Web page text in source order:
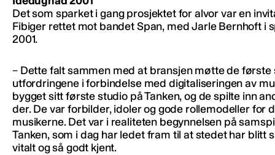
Det som sparket i gang prosjektet for alvor var en
Fibiger rettet mot bandet Span, med Jarle Bernhoft i
2001.
– Dette falt sammen med at bransjen møtte de første
utfordringene i forbindelse med digitaliseringen av
bygget sitt første studio på Tanken, og de spilte inn
der. De var forbilder, idoler og gode rollemodeller for
musikerne. Det var i realiteten begynnelsen på
Tanken, som i dag har ledet fram til at stedet har blitt
vitalt og så godt kjent.